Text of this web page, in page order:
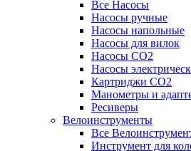
Все Насосы
Насосы ручные
Насосы напольные
Насосы для вилок
Насосы CO2
Насосы
Картриджи CO2
Манометры и
Ресиверы
Велоинструменты
Все
Инструмент для